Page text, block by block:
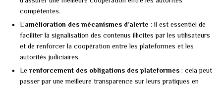
compétentes.
L’amélioration des mécanismes d’alerte : il est essentiel de
faciliter la signalisation des contenus illicites par les utilisateurs
et de renforcer la coopération entre les plateformes et les
autorités judiciaires.
Le renforcement des obligations des plateformes : cela peut
passer par une meilleure transparence sur leurs pratiques en